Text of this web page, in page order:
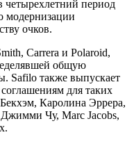
четырехлетний период
модернизации
очков.
Carrera и Polaroid,
общую
Safilo также выпускает
для таких
Каролина Эррера,
Чу, Marc Jacobs,